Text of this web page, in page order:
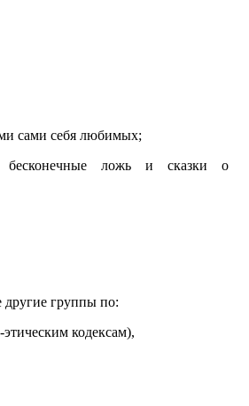
сами себя любимых;
бесконечные ложь и сказки о
другие группы по:
кодексам),